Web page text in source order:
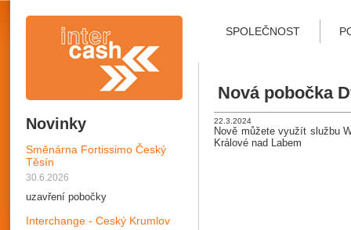
SPOLEČNOST
Novinky
Směnárna Fortissimo Český
Těsín
30.6.2026
uzavření pobočky
Interchange - Ceský Krumlov
Nová pobočka
22.3.2024
Nově můžete využít službu
Králové nad Labem